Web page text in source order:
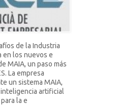
de la Industria
en los nuevos e
MAIA, un paso más
La empresa
un sistema MAIA,
artificial
la e